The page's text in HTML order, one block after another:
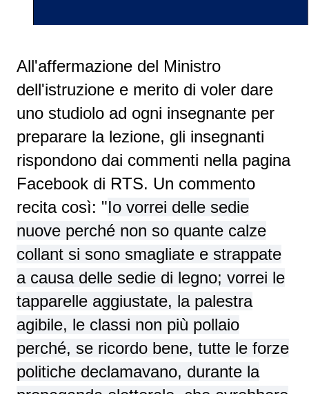
All'affermazione del Ministro
dell'istruzione e merito di voler dare
uno studiolo ad ogni insegnante per
preparare la lezione, gli insegnanti
rispondono dai commenti nella pagina
Facebook di RTS. Un commento
recita così: "Io vorrei delle sedie
nuove perché non so quante calze
collant si sono smagliate e strappate
a causa delle sedie di legno; vorrei le
tapparelle aggiustate, la palestra
agibile, le classi non più pollaio
perché, se ricordo bene, tutte le forze
politiche declamavano, durante la